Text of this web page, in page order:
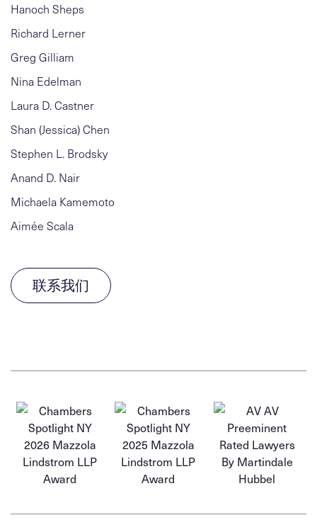
Hanoch Sheps
Richard Lerner
Greg Gilliam
Nina Edelman
Laura D. Castner
Shan (Jessica) Chen
Stephen L. Brodsky
Anand D. Nair
Michaela Kamemoto
Aimée Scala
联系我们